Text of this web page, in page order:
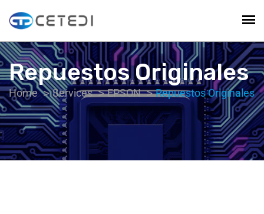
Repuestos Originales
Home Services EPSON Repuestos Originales